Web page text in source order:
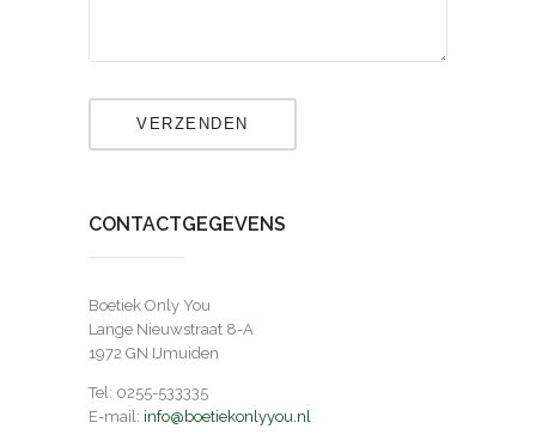
CONTACTGEGEVENS
Boetiek Only You
Lange Nieuwstraat 8-A
1972 GN IJmuiden
Tel: 0255-533335
E-mail: info@boetiekonlyyou.nl